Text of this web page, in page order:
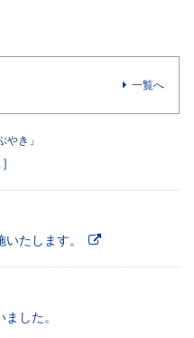
一覧へ
き」
たします。
した。